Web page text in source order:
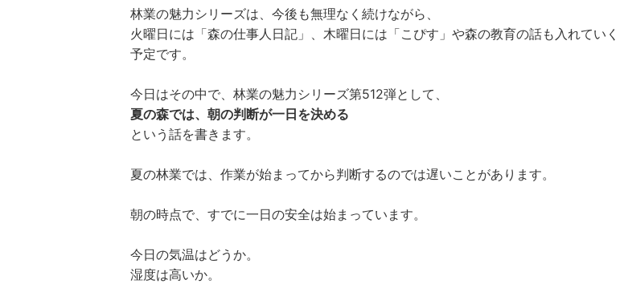
林業の魅力シリーズは、今後も無理なく続けながら、
火曜日には「森の仕事人日記」、木曜日には「こぴす」や森の教育の話も入れていく
予定です。
今日はその中で、林業の魅力シリーズ第512弾として、
夏の森では、朝の判断が一日を決める
という話を書きます。
夏の林業では、作業が始まってから判断するのでは遅いことがあります。
朝の時点で、すでに一日の安全は始まっています。
今日の気温はどうか。
湿度は高いか。